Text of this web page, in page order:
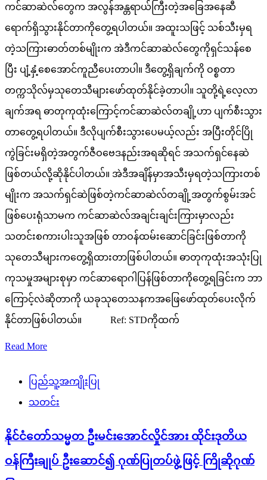
ကင်ဆာဆဲလ်တွေက အလွန်အန္တရာယ်ကြီးတဲ့အခြေအနေဆီ
ရောက်ရှိသွားနိုင်တာကိုတွေ့ရပါတယ်။ အထူးသဖြင့် သစ်သီးမှရ
တဲ့သကြားဓာတ်တစ်မျိုးက အဲဒီကင်ဆာဆဲလ်တွေကိုရှင်သန်စေ
ပြီး ပျံ့နှံ့စေအောင်ကူညီပေးတာပါ။ ဒီတွေ့ရှိချက်ကို ဝစ္စတာ
တက္ကသိုလ်မှသုတေသီများဖော်ထုတ်နိုင်ခဲ့တာပါ။ သူတို့ရဲ့လေ့လာ
ချက်အရ ဓာတုကုထုံးကြောင့်ကင်ဆာဆဲလ်တချို့ဟာ ပျက်စီးသွား
တာတွေ့ရပါတယ်။ ဒီလိုပျက်စီးသွားပေမယ့်လည်း အပြီးတိုင်ပြို
ကွဲခြင်းမရှိတဲ့အတွက်ဇီဝဗေဒနည်းအရဆိုရင် အသက်ရှင်နေဆဲ
ဖြစ်တယ်လို့ဆိုနိုင်ပါတယ်။ အဲဒီအချိန်မှာအသီးမှရတဲ့သကြားတစ်
မျိုးက အသက်ရှင်ဆဲဖြစ်တဲ့ကင်ဆာဆဲလ်တချို့အတွက်စွမ်းအင်
ဖြစ်ပေးရုံသာမက ကင်ဆာဆဲလ်အချင်းချင်းကြားမှာလည်း
သတင်းစကားပါးသူအဖြစ် တာဝန်ထမ်းဆောင်ခြင်းဖြစ်တာကို
သုတေသီများကတွေ့ရှိထားတာဖြစ်ပါတယ်။ ဓာတုကုထုံးအသုံးပြု
ကုသမှုအများစုမှာ ကင်ဆာရောဂါပြန်ဖြစ်တာကိုတွေ့ရခြင်းက ဘာ
ကြောင့်လဲဆိုတာကို ယခုသုတေသနကအဖြေဖော်ထုတ်ပေးလိုက်
နိုင်တာဖြစ်ပါတယ်။ Ref: STDကိုထက်
Read More
ပြည်သူ့အကျိုးပြု
သတင်း
နိုင်ငံတော်သမ္မတ ဦးမင်းအောင်လှိုင်အား ထိုင်းဒုတိယ
ဝန်ကြီးချုပ် ဦးဆောင်၍ ဂုဏ်ပြုတပ်ဖွဲ့ဖြင့် ကြိုဆိုဂုဏ်